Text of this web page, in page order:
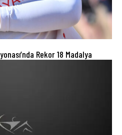
Rekor 18 Madalya